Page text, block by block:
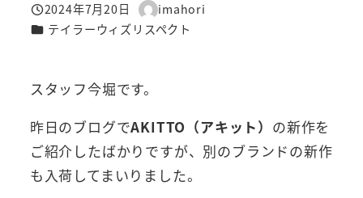
投稿日
2024年7月20日
著
者
imahori
カテゴリー
テイラーウィズリスペクト
スタッフ今堀です。
昨日のブログでAKITTO（アキット） の新作を
ご紹介したばかりですが、別のブランドの新作
も入荷してまいりました。